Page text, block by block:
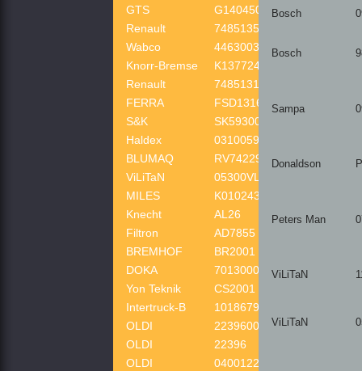
GTS
G140450177
Renault
7485135855
Wabco
4463003292
Knorr-Bremse
K137724
Renault
7485131771
FERRA
FSD13161
S&K
SK593000501PL
Haldex
031005909
BLUMAQ
RV7422937185BQ
ViLiTaN
05300VLT
MILES
K010243
Knecht
AL26
Filtron
AD7855
BREMHOF
BR2001
DOKA
70130007
Yon Teknik
CS2001
Intertruck-B
10186790
OLDI
2239600
OLDI
22396
OLDI
0400122396
Bosch
Bosch
Sampa
Donaldson
Peters Man
ViLiTaN
ViLiTaN